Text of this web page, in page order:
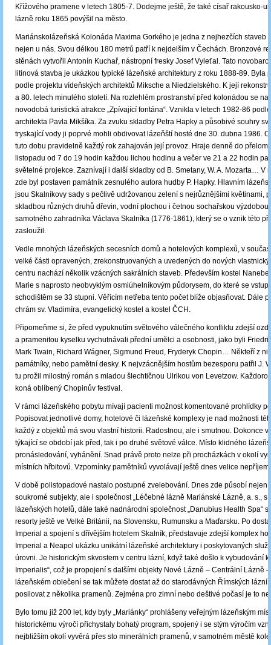
Křížového pramene v letech 1805-7. Dodejme ještě, že také císař rakousko-
lázně roku 1865 povýšil na město.
Mariánskolázeňská Kolonáda Maxima Gorkého je jedna z nejhezčích staveb
nejen u nás. Svou délkou 180 metrů patří k nejdelším v Čechách. Bronzové
stěnách vytvořil Antonín Kuchař, nástropní fresky Josef Vyleťal. Tato
litinová stavba je ukázkou typické lázeňské architektury z roku 1888-89. Byla
podle projektu vídeňských architektů Miksche a Niedzielského. K její
a 80. letech minulého století. Na rozlehlém prostranství před kolonádou se
novodobá turistická atrakce „Zpívající fontána“. Vznikla v letech 1982-86
architekta Pavla Mikšíka. Za zvuku skladby Petra Hapky a působivé souhry
tryskající vody ji poprvé mohli obdivovat lázeňští hosté dne 30. dubna 1986.
tuto dobu pravidelně každý rok zahajován její provoz. Hraje denně do
listopadu od 7 do 19 hodin každou lichou hodinu a večer ve 21 a 22 hodin
světelné projekce. Zaznívají i další skladby od B. Smetany, W. A. Mozarta… V
zde byl postaven památník zesnulého autora hudby P. Hapky. Hlavním
jsou Skalníkovy sady s pečlivě udržovanou zelení s nejrůznějšími květinami,
skladbou různých druhů dřevin, vodní plochou i četnou sochařskou výzdobou
samotného zahradníka Václava Skalníka (1776-1861), který se o vznik této
zasloužil.
Vedle mnohých lázeňských secesních domů a hotelových komplexů, v
velké části opravených, zrekonstruovaných a uvedených do nových
centru nachází několik vzácných sakrálních staveb. Především kostel
Marie s naprosto neobvyklým osmiúhelníkovým půdorysem, do které se
schodištěm se 33 stupni. Věřícím netřeba tento počet blíže objasňovat. Dále
chrám sv. Vladimíra, evangelický kostel a kostel ČCH.
Připomeňme si, že před vypuknutím světového válečného konfliktu zdejší
a pramenitou kyselku vychutnávali přední umělci a osobnosti, jako byli
Mark Twain, Richard Wágner, Sigmund Freud, Fryderyk Chopin… Někteří z
památníky, nebo pamětní desky. K nejvzácnějším hostům bezesporu patřil J.
tu prožil milostný román s mladou šlechtičnou Ulrikou von Levetzow.
koná oblíbený Chopinův festival.
V rámci lázeňského pobytu mívají pacienti možnost komentované prohlídky
Popisovat jednotlivé domy, hotelové či lázeňské komplexy je nad možnosti
každý z objektů má svou vlastní historii. Radostnou, ale i smutnou. Dokonce
týkající se období jak před, tak i po druhé světové válce. Místo klidného
pronásledování, vyhánění. Snad právě proto nelze při procházkách v okolí
místních hřbitovů. Vzpomínky pamětníků vyvolávají ještě dnes velice
V době polistopadové nastalo postupné zvelebování. Dnes zde působí nejen
soukromé subjekty, ale i společnost „Léčebné lázně Mariánské Lázně, a. s., s
lázeňských hotelů, dále také nadnárodní společnost „Danubius Health Spa“
resorty ještě ve Velké Británii, na Slovensku, Rumunsku a Maďarsku. Po
Imperial a spojení s dřívějším hotelem Skalník, představuje zdejší komplex
Imperial a Neapol ukázku unikátní lázeňské architektury i poskytovaných
úrovni. Je historickým skvostem v centru lázní, když také došlo k vybudování
Imperialis“, což je propojení s dalšími objekty Nové Lázně – Centrální Lázně
lázeňském oblečení se tak můžete dostat až do starodávných Římských lázní
posilovat z několika pramenů. Zejména pro zimní nebo deštivé počasí je to
Bylo tomu již 200 let, kdy byly „Mariánky“ prohlášeny veřejným lázeňským
historickému výročí přichystaly bohatý program, spojený i se stým výročím
nejbližším okolí vyvěrá přes sto minerálních pramenů, v samotném městě